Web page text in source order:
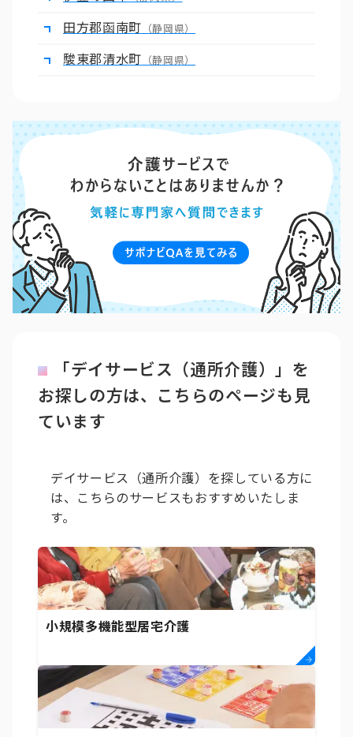
田方郡函南町 （静岡県）
駿東郡清水町 （静岡県）
「デイサービス（通所介護）」を
お探しの方は、こちらのページも見
ています
デイサービス（通所介護）を探している方に
は、こちらのサービスもおすすめいたしま
す。
小規模多機能型居宅介護